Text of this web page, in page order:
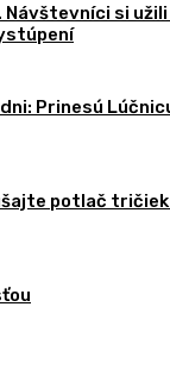
Návštevníci si
Prinesú
potlač tričiek